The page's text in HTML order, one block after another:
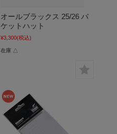
オールブラックス 25/26 バ
ケットハット
¥3,300(税込)
在庫 △